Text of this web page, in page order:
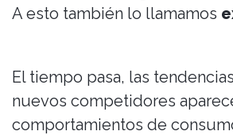
A esto también lo llamamos
El tiempo pasa, las
nuevos competidores
comportamientos de